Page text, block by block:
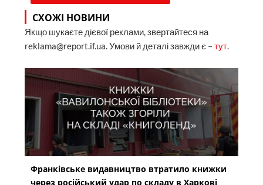
СХОЖІ НОВИНИ
Якщо шукаєте дієвої реклами, звертайтеся на
reklama@report.if.ua. Умови й деталі завжди є –тут.
Франківське видавництво втратило книжки
через російський удар по складу в Харкові